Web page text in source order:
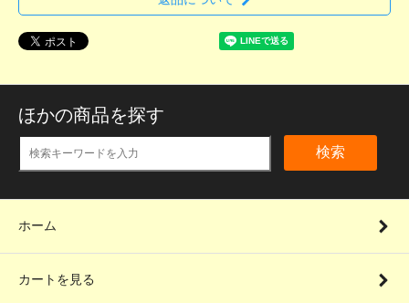
ほかの商品を探す
検索
ホーム
カートを見る